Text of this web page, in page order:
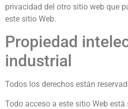
privacidad del otro sitio web que
este sitio Web.
Propiedad
industrial
Todos los derechos están
Todo acceso a este sitio Web